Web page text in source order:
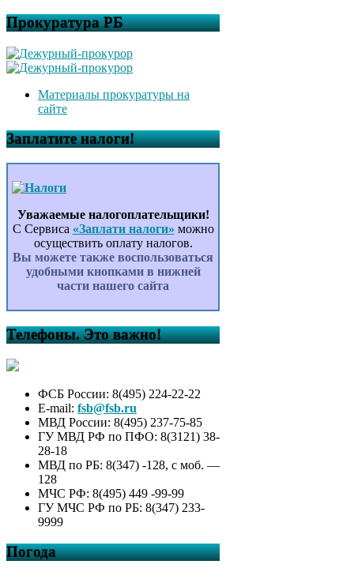
Прокуратура РБ
Материалы прокуратуры на
сайте
Заплатите налоги!
Уважаемые налогоплательщики!
С Сервиса «Заплати налоги» можно
осуществить оплату налогов.
Вы можете также воспользоваться
удобными кнопками в нижней
части нашего сайта
Телефоны. Это важно!
ФСБ России: 8(495) 224-22-22
E-mail: fsb@fsb.ru
МВД России: 8(495) 237-75-85
ГУ МВД РФ по ПФО: 8(3121) 38-
28-18
МВД по РБ: 8(347) -128, с моб. —
128
МЧС РФ: 8(495) 449 -99-99
ГУ МЧС РФ по РБ: 8(347) 233-
9999
Погода